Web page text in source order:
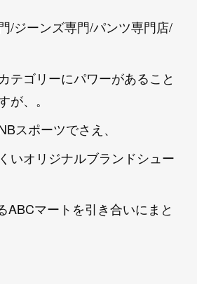
/ジーンズ専門/パンツ専門店/
テゴリーにパワーがあること
が、。
スポーツでさえ、
いオリジナルブランドシュー
ABCマートを引き合いにまと